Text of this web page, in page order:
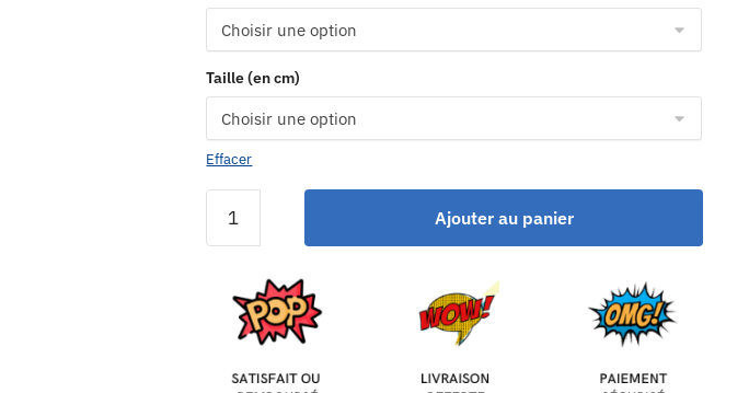
Taille (en cm)
Effacer
Ajouter au panier